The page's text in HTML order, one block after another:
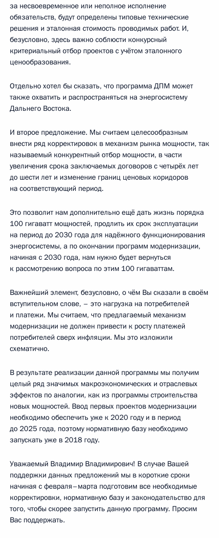
за несвоевременное или неполное исполнение
обязательств, будут определены типовые технические
решения и эталонная стоимость проводимых работ. И,
безусловно, здесь важно соблюсти конкурсный
критериальный отбор проектов с учётом эталонного
ценообразования.
Отдельно хотел бы сказать, что программа ДПМ может
также охватить и распространяться на энергосистему
Дальнего Востока.
И второе предложение. Мы считаем целесообразным
внести ряд корректировок в механизм рынка мощности, так
называемый конкурентный отбор мощности, в части
увеличения срока заключаемых договоров с четырёх лет
до шести лет и изменение границ ценовых коридоров
на соответствующий период.
Это позволит нам дополнительно ещё дать жизнь порядка
100 гигаватт мощностей, продлить их срок эксплуатации
на период до 2030 года для надёжного функционирования
энергосистемы, а по окончании программ модернизации,
начиная с 2030 года, нам нужно будет вернуться
к рассмотрению вопроса по этим 100 гигаваттам.
Важнейший элемент, безусловно, о чём Вы сказали в своём
вступительном слове, – это нагрузка на потребителей
и платежи. Мы считаем, что предлагаемый механизм
модернизации не должен привести к росту платежей
потребителей сверх инфляции. Мы это изложили
схематично.
В результате реализации данной программы мы получим
целый ряд значимых макроэкономических и отраслевых
эффектов по аналогии, как из программы строительства
новых мощностей. Ввод первых проектов модернизации
необходимо обеспечить уже к 2020 году и в период
до 2025 года, поэтому нормативную базу необходимо
запускать уже в 2018 году.
Уважаемый Владимир Владимирович! В случае Вашей
поддержки данных предложений мы в короткие сроки
начиная с февраля–марта подготовим все необходимые
корректировки, нормативную базу и законодательство для
того, чтобы скорее запустить данную программу. Просим
Вас поддержать.